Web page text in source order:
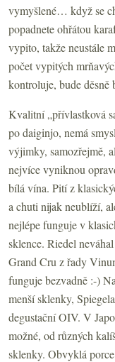
vymyšlené… když se
popadnete ohřátou
vypito, takže neustále
počet vypitých
kontroluje, bude děsně
Kvalitní „přívlastková
po daiginjo, nemá
výjimky, samozřejmě,
nejvíce vyniknou
bílá vína. Pití z
a chuti nijak neublíží,
nejlépe funguje v
sklence. Riedel
Grand Cru z řady
funguje bezvadně :-)
menší sklenky,
degustační OIV. V
možné, od různých
sklenky. Obvyklá